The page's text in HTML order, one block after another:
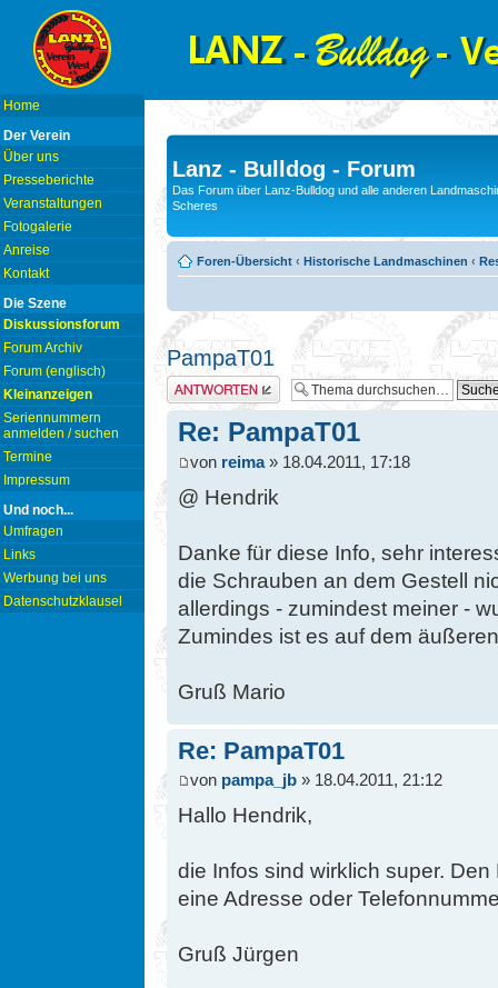
Home
Der Verein
Über uns
Presseberichte
Veranstaltungen
Fotogalerie
Anreise
Kontakt
Die Szene
Diskussionsforum
Forum Archiv
Forum (englisch)
Kleinanzeigen
Seriennummern
anmelden / suchen
Termine
Impressum
Und noch...
Umfragen
Links
Werbung bei uns
Datenschutzklausel
Lanz - Bulldog - Forum
Das Forum über Lanz-Bulldog und alle anderen
Scheres
Foren-Übersicht ‹ Historische Landmaschinen ‹
PampaT01
Antwort erstellen
Re: PampaT01
von reima» 18.04.2011, 17:18
@ Hendrik
Danke für diese Info, sehr
die Schrauben an dem Gestell
allerdings - zumindest meiner -
Zumindes ist es auf dem
Gruß Mario
Re: PampaT01
von pampa_jb » 18.04.2011, 21:12
Hallo Hendrik,
die Infos sind wirklich super.
eine Adresse oder
Gruß Jürgen